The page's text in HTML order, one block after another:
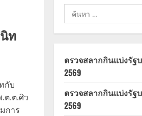
ท
กับ
ต.ต.ศิว
การ
ค้นหา
สำหรับ:
ตรวจสลากกินแบ่งรัฐ
2569
ตรวจสลากกินแบ่งรัฐ
2569